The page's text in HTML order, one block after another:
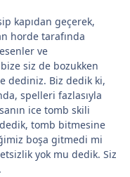
kapıdan geçerek,
horde tarafında
ve
siz de bozukken
dediniz. Biz dedik ki,
spelleri fazlasıyla
ice tomb skili
tomb bitmesine
boşa gitmedi mi
yok mu dedik. Siz